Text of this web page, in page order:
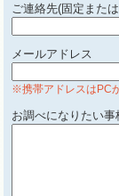
ご連絡先(固定また
メールアドレス
※携帯アドレスはPC
お調べになりたい事